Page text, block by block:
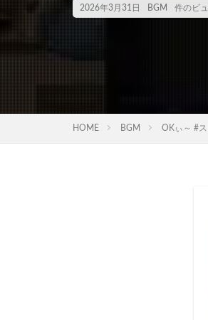
2026年3月31日 BGM 件のビ
HOME BGM OKぃ～ #